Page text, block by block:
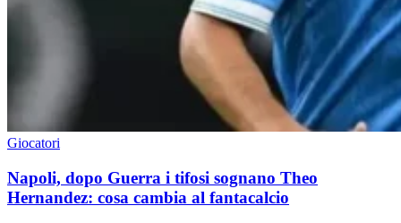
Giocatori
Napoli, dopo Guerra i tifosi sognano Theo
Hernandez: cosa cambia al fantacalcio